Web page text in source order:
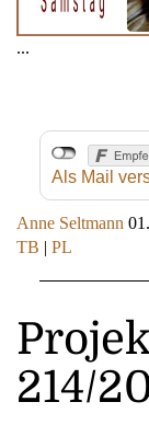
...
Als Mail
Anne Seltmann
TB | PL
214/